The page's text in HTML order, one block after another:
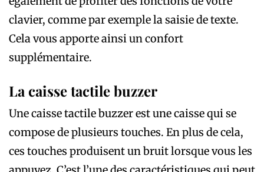
clavier, comme par exemple la saisie de texte.
Cela vous apporte ainsi un confort
supplémentaire.
La caisse tactile buzzer
Une caisse tactile buzzer est une caisse qui se
compose de plusieurs touches. En plus de cela,
ces touches produisent un bruit lorsque vous les